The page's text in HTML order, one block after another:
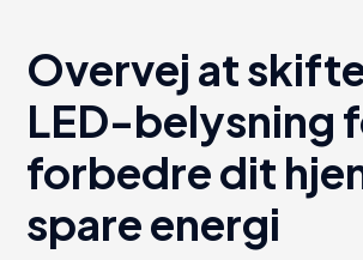
Overvej at
LED-belysning
forbedre dit
spare energi